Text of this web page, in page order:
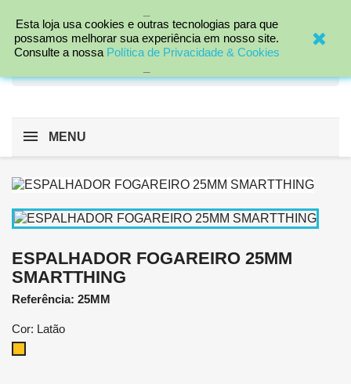

MENU
ESPALHADOR FOGAREIRO 25MM
SMARTTHING
Referência: 25MM
Cor: Latão
Esta loja usa cookies e outras tecnologias para que
possamos melhorar sua experiência em nosso site.
Consulte a nossa Política de Privacidade & Cookies